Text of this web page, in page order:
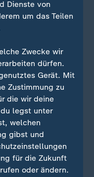
Sie haben deutlich
einer Lücke. Die
noch nicht zur
der heutigen
Trinkpause.
und mit einem
gesucht. Der Pass
Dienste von
um das Teilen
Zwecke wir
dürfen.
Gerät. Mit
Zustimmung zu
die wir deine
legst unter
welchen
gibst und
für die Zukunft
oder ändern.